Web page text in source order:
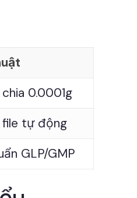
0.0001g
file tự động
GLP/GMP